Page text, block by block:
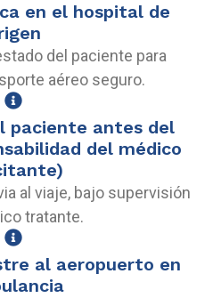
en el hospital de
del paciente para
aéreo seguro.
paciente antes del
del médico
al viaje, bajo supervisión
tratante.
al aeropuerto en